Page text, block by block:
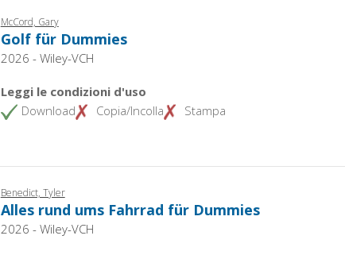
McCord, Gary
Golf für Dummies
2026 - Wiley-VCH
Leggi le condizioni d'uso
Download
Copia/Incolla Stampa
Benedict, Tyler
Alles rund ums Fahrrad für Dummies
2026 - Wiley-VCH